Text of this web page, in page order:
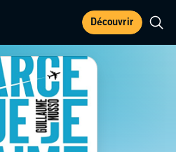
Découvrir